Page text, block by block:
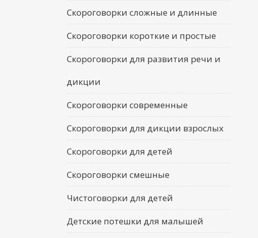
Скороговорки сложные и длинные
Скороговорки короткие и простые
Скороговорки для развития речи и
дикции
Скороговорки современные
Скороговорки для дикции взрослых
Скороговорки для детей
Скороговорки смешные
Чистоговорки для детей
Детские потешки для малышей